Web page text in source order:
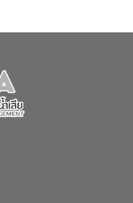
นการดึงจุดแข็งและความ
สานกับประสบการณ์และ
โครงข่ายน้ำครบวงจรในพื้นที่ EEC
อเตอร์ เพื่อร่วมกันศึกษา
การปรับปรุงคุณภาพน้ำ (Water
ะพัฒนารูปแบบการดำเนินงาน
สูงขึ้นจากการขยายตัวของ
รจัดการน้ำเสีย กล่าวถึงภารกิจ